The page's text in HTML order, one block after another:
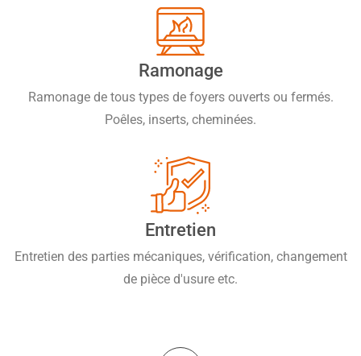
Ramonage
Ramonage de tous types de foyers ouverts ou fermés.
Poêles, inserts, cheminées.
Entretien
Entretien des parties mécaniques, vérification, changement
de pièce d'usure etc.